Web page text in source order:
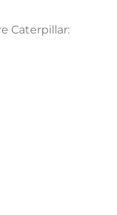
Caterpillar: